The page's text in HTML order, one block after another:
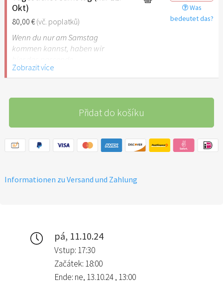
Okt)
80,00 €(vč. poplatků)
Was
bedeutet das?
Wenn du nur am Samstag
kommen kannst, haben wir
Tagesticket für dich.
Zobrazit více
Přidat do košíku
Informationen zu Versand und Zahlung
pá, 11.10.24
Vstup: 17:30
Začátek: 18:00
Ende: ne, 13.10.24 , 13:00